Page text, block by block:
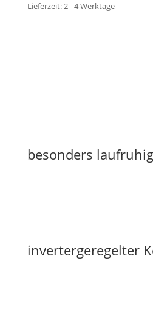
Lieferzeit:2 - 4 Werktage
besonders
invertergeregelter